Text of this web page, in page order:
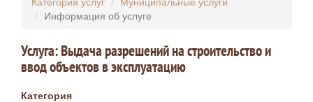
Информация об услуге
Услуга: Выдача разрешений на строительство и
ввод объектов в эксплуатацию
Категория